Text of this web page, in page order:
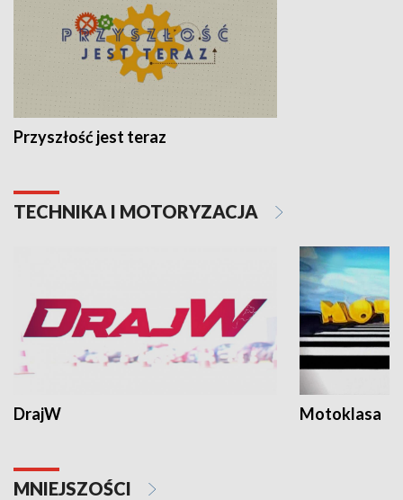
Przyszłość jest teraz
TECHNIKA I MOTORYZACJA
DrajW Motoklasa
MNIEJSZOŚCI